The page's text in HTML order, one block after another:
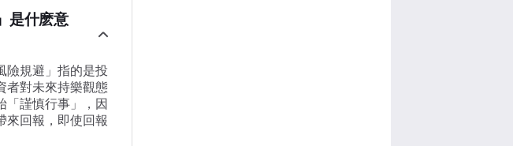
是什麽意
險規避」指的是投
者對未來持樂觀態
「謹慎行事」，因
來回報，即使回報